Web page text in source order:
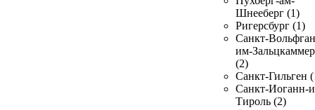
Шнееберг (1)
Ригерсбург (1)
Санкт-
им-
(2)
Санкт-Гильген
Санкт-Иоганн-
Тироль (2)